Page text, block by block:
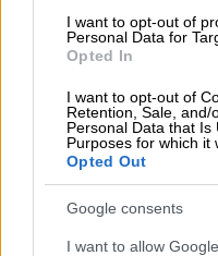
I want to opt-out of
Personal Data for
Opted In
I want to opt-out of
Retention, Sale, and/
Personal Data that Is
Purposes for which it
Opted Out
Google consents
I want to allow
| 06.05.2025 12:40
ΕΙΝΑΠ: Αυτό
των
Αθήνας και του
Νέο ΔΣ απέκτησε
Νοσοκομειακών
(ΕΙΝΑΠ) μετά τις